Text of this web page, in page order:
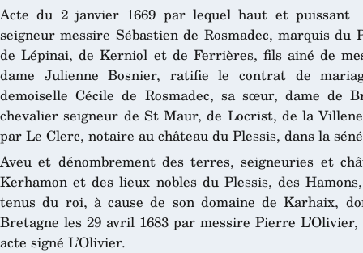
Acte du 2 janvier 1669 par lequel haut et puissant
seigneur messire Sébastien de Rosmadec, marquis du
de Lépinai, de Kerniol et de Ferrières, fils ainé de
dame Julienne Bosnier, ratifie le contrat de
demoiselle Cécile de Rosmadec, sa sœur, dame de
chevalier seigneur de St Maur, de Locrist, de la
par Le Clerc, notaire au château du Plessis, dans la
Aveu et dénombrement des terres, seigneuries et
Kerhamon et des lieux nobles du Plessis, des
tenus du roi, à cause de son domaine de Karhaix,
Bretagne les 29 avril 1683 par messire Pierre
acte signé L’Olivier.